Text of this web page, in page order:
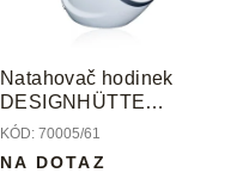
Natahovač hodinek
DESIGNHÜTTE
OPTIMUS 1
KÓD: 70005/61
NA DOTAZ